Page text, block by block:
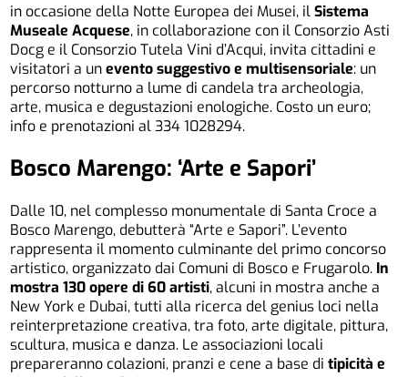
in occasione della Notte Europea dei Musei, ilSistema
Museale Acquese, in collaborazione con il Consorzio Asti
Docg e il Consorzio Tutela Vini d’Acqui, invita cittadini e
visitatori a unevento suggestivo e multisensoriale: un
percorso notturno a lume di candela tra archeologia,
arte, musica e degustazioni enologiche. Costo un euro;
info e prenotazioni al 334 1028294.
Bosco Marengo: ‘Arte e Sapori’
Dalle 10, nel complesso monumentale di Santa Croce a
Bosco Marengo, debutterà “Arte e Sapori”. L’evento
rappresenta il momento culminante del primo concorso
artistico, organizzato dai Comuni di Bosco e Frugarolo. In
mostra 130 opere di 60 artisti, alcuni in mostra anche a
New York e Dubai, tutti alla ricerca del genius loci nella
reinterpretazione creativa, tra foto, arte digitale, pittura,
scultura, musica e danza. Le associazioni locali
prepareranno colazioni, pranzi e cene a base ditipicità e